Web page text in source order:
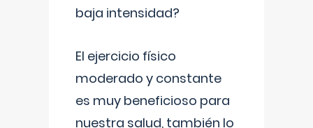
baja intensidad?
El ejercicio físico
moderado y constante
es muy beneficioso para
nuestra salud, también lo